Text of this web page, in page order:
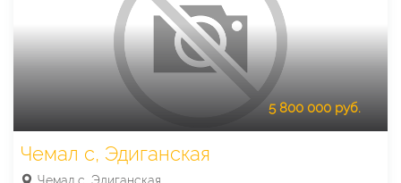
5 800 000 руб.
Чемал с, Эдиганская
Чемал с, Эдиганская